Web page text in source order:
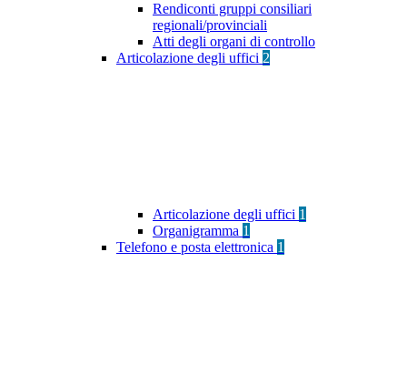
Rendiconti gruppi consiliari
regionali/provinciali
Atti degli organi di controllo
Articolazione degli uffici 2
Articolazione degli uffici 1
Organigramma 1
Telefono e posta elettronica 1